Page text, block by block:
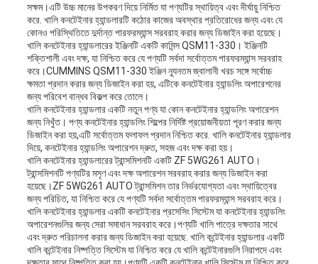
সক্ষম।এটি উচ্চ মানের উপকরণ দিয়ে নির্মিত যা পণ্যটির স্থায়িত্ব এবং দীর্ঘায়ু নিশ্চিত
করে. খালি কনটেইনার হ্যান্ডলারটি কঠোর কাজের অবস্থার প্রতিরোধের জন্য এবং যে
কোনও পরিস্থিতিতে দুর্দান্ত পারফরম্যান্স সরবরাহ করার জন্য ডিজাইন করা হয়েছে।
খালি কনটেইনার হ্যান্ডলারের ইঞ্জিনটি একটি কামিন্স QSM11-330। ইঞ্জিনটি
শক্তিশালী এবং দক্ষ, যা নিশ্চিত করে যে পণ্যটি সর্বদা সর্বোত্তম পারফরম্যান্স সরবরাহ
করে।CUMMINS QSM11-330 ইঞ্জিন ন্যূনতম জ্বালানী খরচ সঙ্গে সর্বোচ্চ
ক্ষমতা প্রদান করার জন্য ডিজাইন করা হয়, এটিকে কনটেইনার হ্যান্ডলিং অপারেশনের
জন্য পরিবেশ বান্ধব বিকল্প করে তোলে।
খালি কনটেইনার হ্যান্ডলার একটি নতুন পণ্য যা কোন কনটেইনার হ্যান্ডলিং অপারেশন
জন্য নিখুঁত। পণ্য কনটেইনার হ্যান্ডলিং শিল্পের নির্দিষ্ট প্রয়োজনীয়তা পূরণ করার জন্য
ডিজাইন করা হয়,এটি সর্বোত্তম ফলাফল প্রদান নিশ্চিত করে. খালি কনটেইনার হ্যান্ডলার
দিয়ে, কনটেইনার হ্যান্ডলিং অপারেশন দ্রুত, সহজ এবং দক্ষ করা হয়।
খালি কনটেইনার হ্যান্ডলারের ট্রান্সমিশনটি একটি ZF 5WG261 AUTO।
ট্রান্সমিশনটি পণ্যটির মসৃণ এবং দক্ষ অপারেশন সরবরাহ করার জন্য ডিজাইন করা
হয়েছে।ZF 5WG261 AUTO ট্রান্সমিশন তার নির্ভরযোগ্যতা এবং স্থায়িত্বের
জন্য পরিচিত, যা নিশ্চিত করে যে পণ্যটি সর্বদা সর্বোত্তম পারফরম্যান্স সরবরাহ করে।
খালি কনটেইনার হ্যান্ডলার একটি কনটেইনার প্রসেসিং সিস্টেম যা কনটেইনার হ্যান্ডলিং
অপারেশনগুলির জন্য সেরা সমাধান সরবরাহ করে।পণ্যটি খালি পাত্রে দক্ষতার সাথে
এবং দ্রুত পরিচালনা করার জন্য ডিজাইন করা হয়েছে. খালি কন্টেইনার হ্যান্ডলার একটি
খালি কন্টেইনার নিষ্পত্তি সিস্টেম যা নিশ্চিত করে যে খালি কন্টেইনারগুলি নিরাপদে এবং